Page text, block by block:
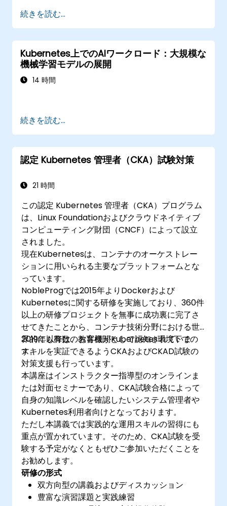
続きを読む...
Kubernetes上でのAIワークロード：大規模な
機械学習モデルの展開
14 時間
続きを読む...
認定 Kubernetes 管理者（CKA）試験対策
21 時間
この認定 Kubernetes 管理者（CKA）プログラム
は、Linux Foundationおよびクラウドネイティブ
コンピューティング財団（CNCF）によって設立
されました。
現在Kubernetesは、コンテナのオーケストレー
ションに用いられる主要なプラットフォームとな
っています。
NobleProgでは2015年よりDockerおよび
Kubernetesに関する研修を実施しており、360件
以上の研修プロジェクトを無事に成功裏に完了さ
せてきたことから、コンテナ技術分野における世
界的にも有数の教育機関として認知されていま
す。
2019年以降は、お客様がKubernetes環境下での
スキルを実証できるようCKAおよびCKAD試験の
対策支援も行っています。
本講座はインストラクター指導型のオンラインま
たは対面セミナーであり、CKA試験合格によって
自身の知識レベルを確認したいシステム管理者や
Kubernetes利用者向けとなっております。
ただし本講義では実践的な運用スキルの習得にも
重点が置かれています。そのため、CKA試験を受
験する予定がなくともぜひご参加いただくことを
お勧めします。
研修の形式
双方向型の講義およびディスカッション
豊富な演習課題と実践練習